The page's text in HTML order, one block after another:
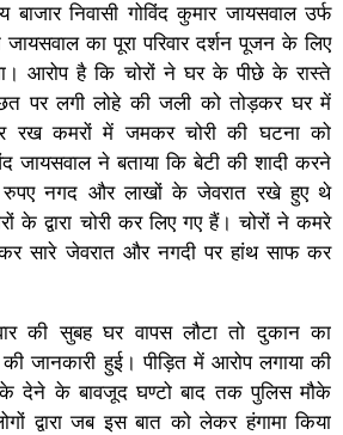
बाजार निवासी गोविंद कुमार जायसवाल उर्फ
जायसवाल का पूरा परिवार दर्शन पूजन के लिए
आरोप है कि चोरों ने घर के पीछे के रास्ते
पर लगी लोहे की जली को तोड़कर घर में
रख कमरों में जमकर चोरी की घटना को
जायसवाल ने बताया कि बेटी की शादी करने
नगद और लाखों के जेवरात रखे हुए थे
के द्वारा चोरी कर लिए गए हैं। चोरों ने कमरे
सारे जेवरात और नगदी पर हांथ साफ कर
की सुबह घर वापस लौटा तो दुकान का
जानकारी हुई। पीड़ित में आरोप लगाया की
देने के बावजूद घण्टो बाद तक पुलिस मौके
द्वारा जब इस बात को लेकर हंगामा किया